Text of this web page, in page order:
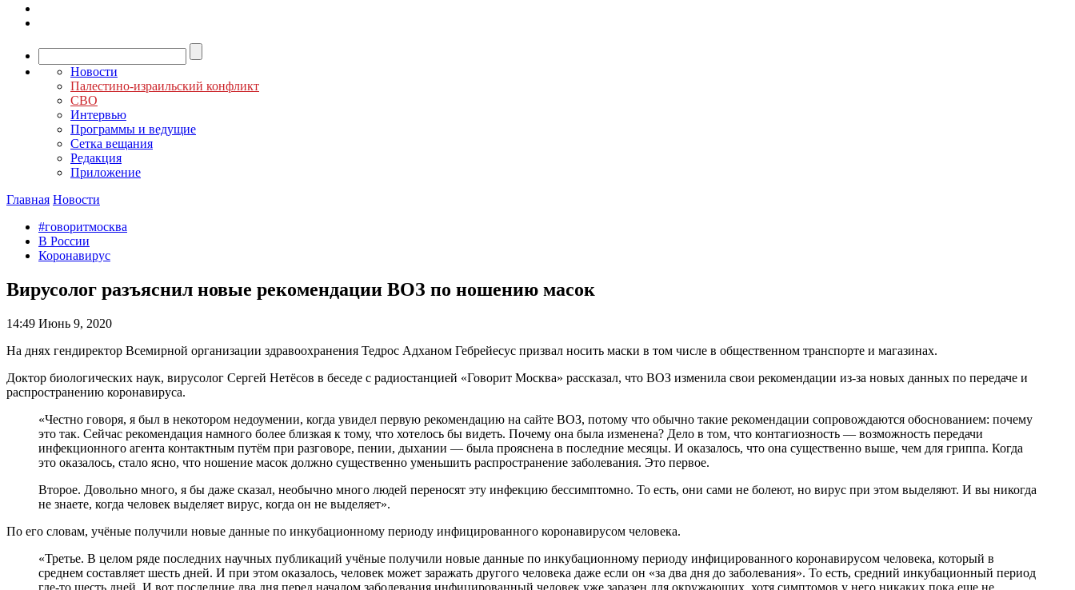
Новости
Палестино-израильский конфликт
СВО
Интервью
Программы и ведущие
Сетка вещания
Редакция
Приложение
Главная Новости
#говоритмосква
В России
Коронавирус
Вирусолог разъяснил новые рекомендации ВОЗ по ношению масок
14:49 Июнь 9, 2020
На днях гендиректор Всемирной организации здравоохранения Тедрос Адханом Гебрейесус призвал носить маски в том числе в общественном транспорте и магазинах.
Доктор биологических наук, вирусолог Сергей Нетёсов в беседе с радиостанцией «Говорит Москва» рассказал, что ВОЗ изменила свои рекомендации из-за новых данных по передаче и
распространению коронавируса.
«Честно говоря, я был в некотором недоумении, когда увидел первую рекомендацию на сайте ВОЗ, потому что обычно такие рекомендации сопровождаются обоснованием: почему
это так. Сейчас рекомендация намного более близкая к тому, что хотелось бы видеть. Почему она была изменена? Дело в том, что контагиозность — возможность передачи
инфекционного агента контактным путём при разговоре, пении, дыхании — была прояснена в последние месяцы. И оказалось, что она существенно выше, чем для гриппа. Когда
это оказалось, стало ясно, что ношение масок должно существенно уменьшить распространение заболевания. Это первое.
Второе. Довольно много, я бы даже сказал, необычно много людей переносят эту инфекцию бессимптомно. То есть, они сами не болеют, но вирус при этом выделяют. И вы никогда
не знаете, когда человек выделяет вирус, когда он не выделяет».
По его словам, учёные получили новые данные по инкубационному периоду инфицированного коронавирусом человека.
«Третье. В целом ряде последних научных публикаций учёные получили новые данные по инкубационному периоду инфицированного коронавирусом человека, который в
среднем составляет шесть дней. И при этом оказалось, человек может заражать другого человека даже если он «за два дня до заболевания». То есть, средний инкубационный период
где-то шесть дней. И вот последние два дня перед началом заболевания инфицированный человек уже заразен для окружающих, хотя симптомов у него никаких пока еще не